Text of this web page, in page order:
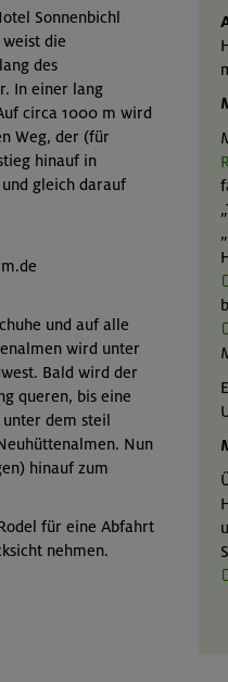
Sonnenbichl
die
des
In einer lang
circa 1000 m wird
Weg, der (für
hinauf in
gleich darauf
und auf alle
wird unter
Bald wird der
queren, bis eine
dem steil
Nun
hinauf zum
für eine Abfahrt
nehmen.